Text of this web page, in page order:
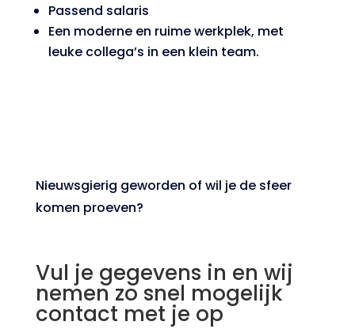
Passend salaris
Een moderne en ruime werkplek, met
leuke collega’s in een klein team.
Nieuwsgierig geworden of wil je de sfeer
komen proeven?
Vul je gegevens in en wij
nemen zo snel mogelijk
contact met je op